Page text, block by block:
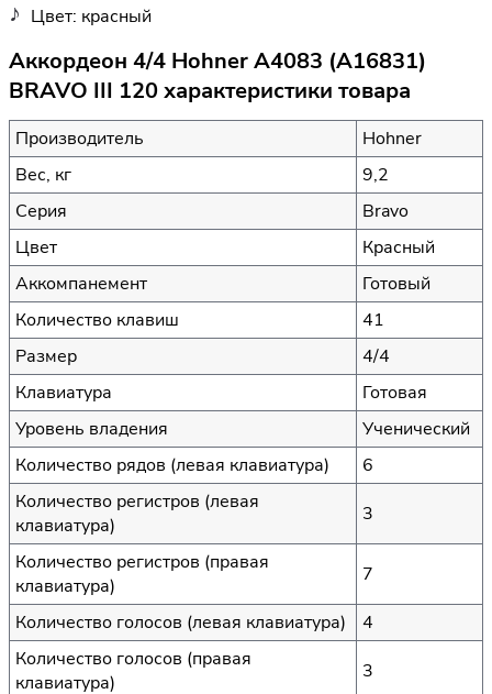
Цвет: красный
Аккордеон 4/4 Hohner A4083 (A16831)
BRAVO III 120 характеристики товара
Производитель
Hohner
Вес, кг
9,2
Серия
Bravo
Цвет
Красный
Аккомпанемент
Готовый
Количество клавиш
41
Размер
4/4
Клавиатура
Готовая
Уровень владения
Ученический
Количество рядов (левая клавиатура)
6
Количество регистров (левая
клавиатура)
3
Количество регистров (правая
клавиатура)
7
Количество голосов (левая клавиатура)
4
Количество голосов (правая
клавиатура)
3